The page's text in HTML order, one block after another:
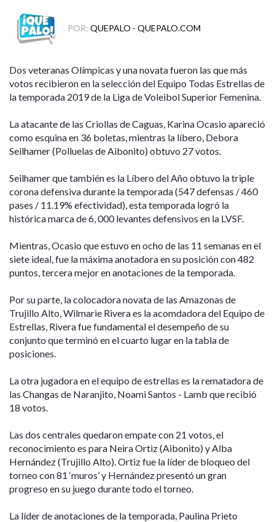
POR: QUEPALO - QUEPALO.COM
Dos veteranas Olímpicas y una novata fueron las que más
votos recibieron en la selección del Equipo Todas Estrellas de
la temporada 2019 de la Liga de Voleibol Superior Femenina.
La atacante de las Criollas de Caguas, Karina Ocasio apareció
como esquina en 36 boletas, mientras la líbero, Debora
Seilhamer (Polluelas de Aibonito) obtuvo 27 votos.
Seilhamer que también es la Líbero del Año obtuvo la triple
corona defensiva durante la temporada (547 defensas / 460
pases / 11.19% efectividad), esta temporada logró la
histórica marca de 6, 000 levantes defensivos en la LVSF.
Mientras, Ocasio que estuvo en ocho de las 11 semanas en el
siete ideal, fue la máxima anotadora en su posición con 482
puntos, tercera mejor en anotaciones de la temporada.
Por su parte, la colocadora novata de las Amazonas de
Trujillo Alto, Wilmarie Rivera es la acomdadora del Equipo de
Estrellas, Rivera fue fundamental el desempeño de su
conjunto que terminó en el cuarto lugar en la tabla de
posiciones.
La otra jugadora en el equipo de estrellas es la rematadora de
las Changas de Naranjito, Noami Santos - Lamb que recibió
18 votos.
Las dos centrales quedaron empate con 21 votos, el
reconocimiento es para Neira Ortiz (Aibonito) y Alba
Hernández (Trujillo Alto). Ortiz fue la líder de bloqueo del
torneo con 81 ‘muros’ y Hernández presentó un gran
progreso en su juego durante todo el torneo.
La líder de anotaciones de la temporada, Paulina Prieto